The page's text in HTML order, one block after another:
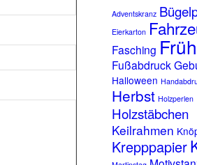
Adventskranz
Eierkarton
Fasching
Fußabdruck
Halloween
Herbst Holzperlen
Holzstäbchen
Keilrahmen
Krepppapier